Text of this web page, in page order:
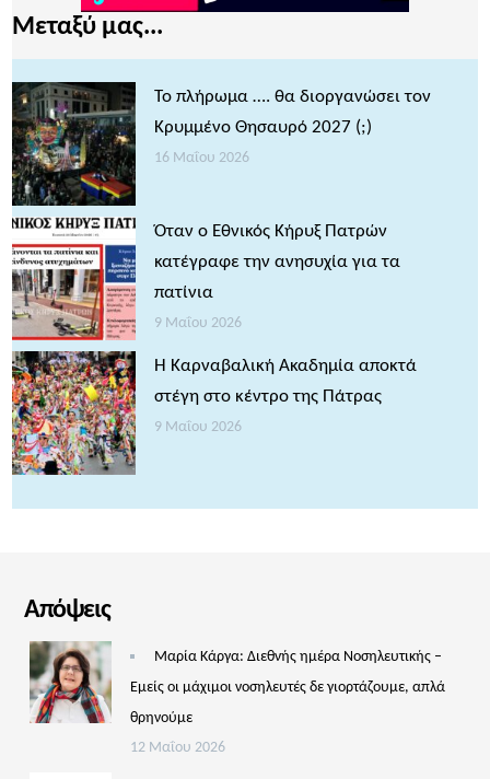
Μεταξύ μας...
Το πλήρωμα …. θα διοργανώσει τον
Κρυμμένο Θησαυρό 2027 (;)
16 Μαΐου 2026
Όταν ο Εθνικός Κήρυξ Πατρών
κατέγραφε την ανησυχία για τα
πατίνια
9 Μαΐου 2026
Η Καρναβαλική Ακαδημία αποκτά
στέγη στο κέντρο της Πάτρας
9 Μαΐου 2026
Απόψεις
Μαρία Κάργα: Διεθνής ημέρα Νοσηλευτικής –
Εμείς οι μάχιμοι νοσηλευτές δε γιορτάζουμε, απλά
θρηνούμε
12 Μαΐου 2026